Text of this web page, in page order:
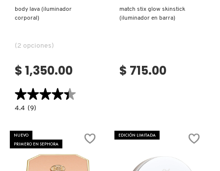
body lava (iluminador
corporal)
(2 opciones)
$ 1,350.00
★★★★★
★★★★★
4.4
(ILUMINADOR
CORPORAL)
4.4 (9)
match stix glow skinstick
(iluminador en barra)
$ 715.00
NUEVO
PRIMERO EN SEPHORA
EDICIÓN LIMITADA